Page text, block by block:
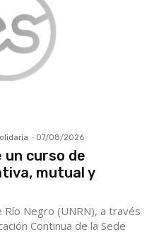
- 07/08/2026
un curso de
mutual y
Río Negro (UNRN), a través
Continua de la Sede